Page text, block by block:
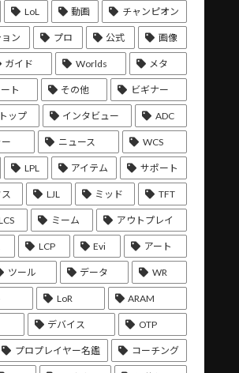
LoL 動画 チャンピオン
ン プロ 公式 画像
ガイド Worlds メタ
ト その他 ビギナー
トップ インタビュー ADC
ニュース WCS
LPL アイテム サポート
LJL ミッド TFT
ミーム アウトプレイ
LCP Evi アート
ツール データ WR
LoR ARAM
デバイス OTP
プロプレイヤー名鑑 コーチング